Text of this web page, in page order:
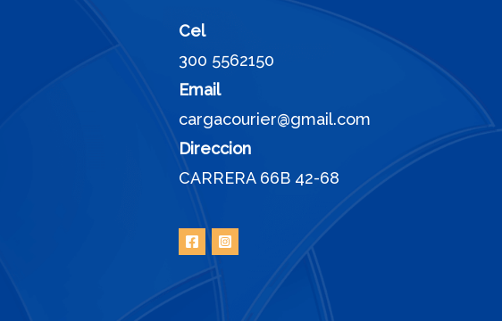
Cel
300 5562150
Email
cargacourier@gmail.com
Direccion
CARRERA 66B 42-68